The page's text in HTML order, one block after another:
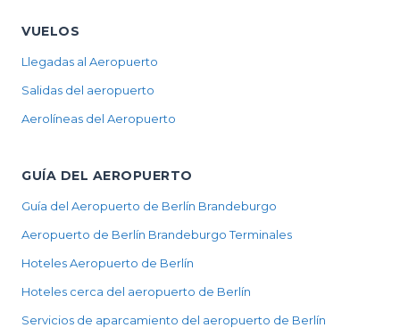
VUELOS
Llegadas al Aeropuerto
Salidas del aeropuerto
Aerolíneas del Aeropuerto
GUÍA DEL AEROPUERTO
Guía del Aeropuerto de Berlín Brandeburgo
Aeropuerto de Berlín Brandeburgo Terminales
Hoteles Aeropuerto de Berlín
Hoteles cerca del aeropuerto de Berlín
Servicios de aparcamiento del aeropuerto de Berlín